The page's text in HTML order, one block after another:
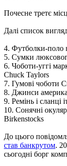
Почесне третє
Далі список
4. Футболки-поло
5. Сумки
6. Чоботи-уггі
Chuck Taylors
7. Гумові чоботи
8. Джинси
9. Ремінь і сланці
10. Сонячні
Birkenstocks
До цього
став банкрутом.
сьогодні борг